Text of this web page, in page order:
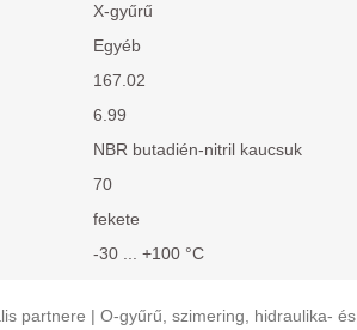
X-gyűrű
Egyéb
167.02
6.99
NBR butadién-nitril kaucsuk
70
fekete
-30 ... +100 °C
partnere | O-gyűrű, szimering, hidraulika- és